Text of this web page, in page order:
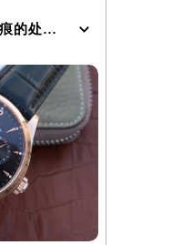
积家手表表壳出现划痕的处理方法是什么！